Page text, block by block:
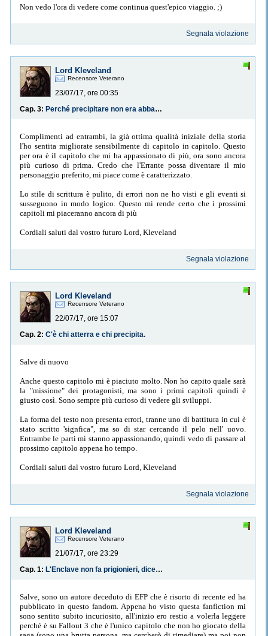
Non vedo l'ora di vedere come continua quest'epico viaggio. ;)
Segnala violazione
Lord Kleveland
Recensore Veterano
23/07/17, ore 00:35
Cap. 3:
Perché precipitare non era abbastanza,no.
Complimenti ad entrambi, la già ottima qualità iniziale della storia
l'ho sentita migliorate sensibilmente di capitolo in capitolo. Questo
per ora è il capitolo che mi ha appassionato di più, ora sono ancora
più curioso di prima. Credo che l'Errante possa diventare il mio
personaggio preferito, mi piace come è caratterizzato.
Lo stile di scrittura è pulito, di errori non ne ho visti e gli eventi si
susseguono in modo logico. Questo mi rende certo che i prossimi
capitoli mi piaceranno ancora di più
Cordiali saluti dal vostro futuro Lord, Kleveland
Segnala violazione
Lord Kleveland
Recensore Veterano
22/07/17, ore 15:07
Cap. 2: C'è chi atterra e chi precipita.
Salve di nuovo
Anche questo capitolo mi è piaciuto molto. Non ho capito quale sarà
la "missione" dei protagonisti, ma sono i primi capitoli quindi è
giusto così. Sono sempre più curioso di vedere gli sviluppi.
La forma del testo non presenta errori, tranne uno di battitura in cui è
stato scritto 'signfica", ma so di star cercando il pelo nell' uovo.
Entrambe le parti mi stanno appassionando, quindi vedo di passare al
prossimo capitolo appena ho tempo.
Cordiali saluti dal vostro futuro Lord, Kleveland
Segnala violazione
Lord Kleveland
Recensore Veterano
21/07/17, ore 23:29
Cap. 1:
L'Enclave non fa prigionieri, dicevano.
Salve, sono un autore deceduto di EFP che è risorto di recente ed ha
pubblicato in questo fandom. Appena ho visto questa fanfiction mi
sono sentito subito incuriosito, all'inizio ero restio a volerla leggere
perché è su Fallout 3 che è l'unico capitolo che non ho giocato della